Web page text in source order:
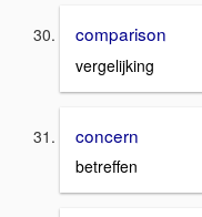
comparison
vergelijking
concern
betreffen